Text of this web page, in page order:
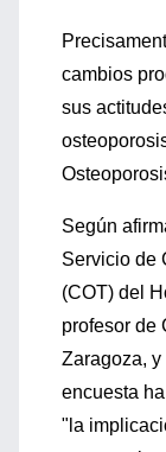
cambios
sus
Según
Servicio de
(COT) del
profesor de
Zaragoza,
encuesta
"la